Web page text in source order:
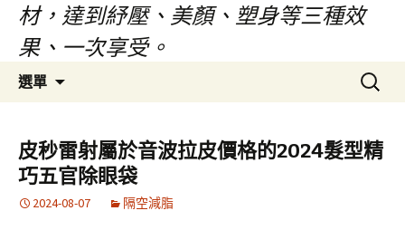
材，達到紓壓、美顏、塑身等三種效
果、一次享受。
選單
容
搜
尋
鍵
字:
皮秒雷射屬於音波拉皮價格的2024髮型精
巧五官除眼袋
2024-08-07 隔空減脂